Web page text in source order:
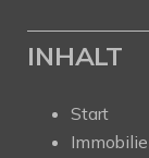
INHALT
Start